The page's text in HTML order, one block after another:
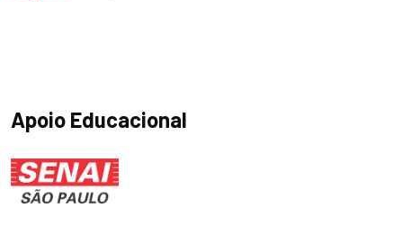
Apoio Educacional